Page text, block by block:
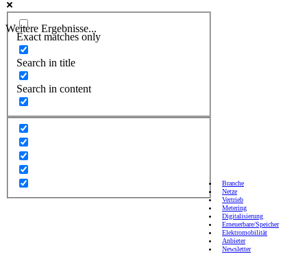
Weitere Ergebnisse...
Exact matches only
Search in title
Search in content
Branche
Netze
Vertrieb
Metering
Digitalisierung
Erneuerbare/Speicher
Elektromobilität
Anbieter
Newsletter